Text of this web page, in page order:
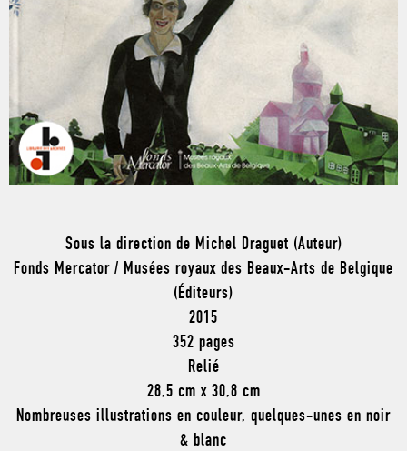
Sous la direction de Michel Draguet (Auteur)
Fonds Mercator / Musées royaux des Beaux-Arts de Belgique
(Éditeurs)
2015
352 pages
Relié
28,5 cm x 30,8 cm
Nombreuses illustrations en couleur, quelques-unes en noir
& blanc